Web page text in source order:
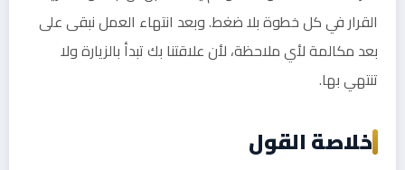
القرار في كل خطوة بلا ضغط. وبعد انتهاء العمل نبقى على
بعد مكالمة لأي ملاحظة، لأن علاقتنا بك تبدأ بالزيارة ولا
تنتهي بها.
خلاصة القول